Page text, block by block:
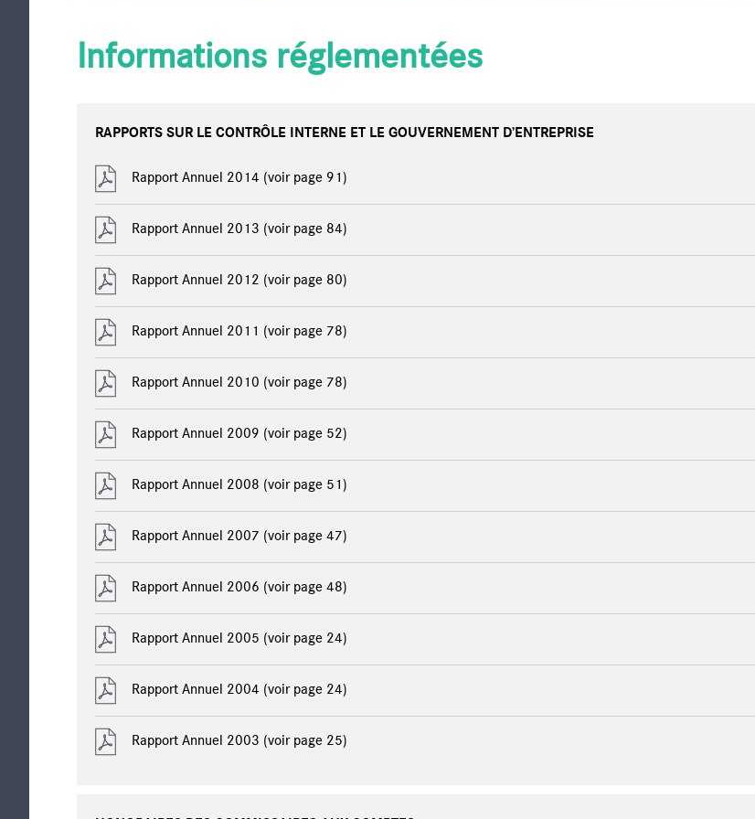
Informations réglementées
RAPPORTS SUR LE CONTRÔLE INTERNE ET LE GOUVERNEMENT D’ENTREPRISE
Rapport Annuel 2014 (voir page 91)
Rapport Annuel 2013 (voir page 84)
Rapport Annuel 2012 (voir page 80)
Rapport Annuel 2011 (voir page 78)
Rapport Annuel 2010 (voir page 78)
Rapport Annuel 2009 (voir page 52)
Rapport Annuel 2008 (voir page 51)
Rapport Annuel 2007 (voir page 47)
Rapport Annuel 2006 (voir page 48)
Rapport Annuel 2005 (voir page 24)
Rapport Annuel 2004 (voir page 24)
Rapport Annuel 2003 (voir page 25)